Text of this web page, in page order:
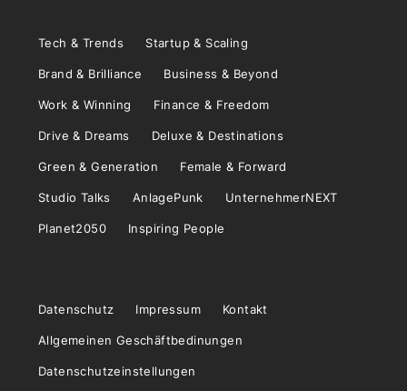
Tech & Trends Startup & Scaling
Brand & Brilliance Business & Beyond
Work & Winning Finance & Freedom
Drive & Dreams Deluxe & Destinations
Green & Generation Female & Forward
Studio Talks AnlagePunk UnternehmerNEXT
Planet2050 Inspiring People
Datenschutz Impressum Kontakt
Allgemeinen Geschäftbedinungen
Datenschutzeinstellungen